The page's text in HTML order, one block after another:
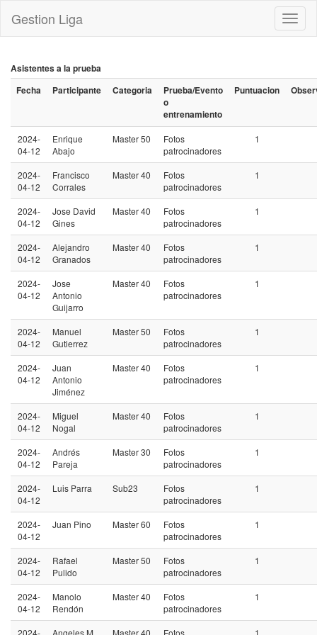
Gestion Liga
Asistentes a la prueba
Fecha
Participante Categoria
Prueba/Evento
o
entrenamiento
Puntuacion
2024-
04-12
Enrique
Abajo
Master 50
Fotos
patrocinadores
1
2024-
04-12
Francisco
Corrales
Master 40
Fotos
patrocinadores
1
2024-
04-12
Jose David
Gines
Master 40
Fotos
patrocinadores
1
2024-
04-12
Alejandro
Granados
Master 40
Fotos
patrocinadores
1
2024-
04-12
Jose
Antonio
Guijarro
Master 40
Fotos
patrocinadores
1
2024-
04-12
Manuel
Gutierrez
Master 50
Fotos
patrocinadores
1
2024-
04-12
Juan
Antonio
Jiménez
Master 40
Fotos
patrocinadores
1
2024-
04-12
Miguel
Nogal
Master 40
Fotos
patrocinadores
1
2024-
04-12
Andrés
Pareja
Master 30
Fotos
patrocinadores
1
2024-
04-12
Luis Parra Sub23
Fotos
patrocinadores
1
2024-
04-12
Juan Pino Master 60
Fotos
patrocinadores
1
2024-
04-12
Rafael
Pulido
Master 50
Fotos
patrocinadores
1
2024-
04-12
Manolo
Rendón
Master 40
Fotos
patrocinadores
1
2024- Angeles M. Master 40 Fotos 1